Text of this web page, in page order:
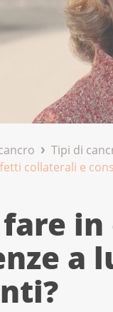
Tipi di
collaterali e
fare
a